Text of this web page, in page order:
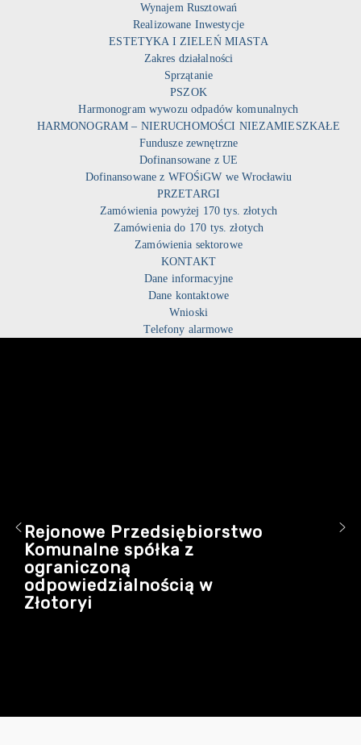
Wynajem Rusztowań
Realizowane Inwestycje
ESTETYKA I ZIELEŃ MIASTA
Zakres działalności
Sprzątanie
PSZOK
Harmonogram wywozu odpadów komunalnych
HARMONOGRAM – NIERUCHOMOŚCI NIEZAMIESZKAŁE
Fundusze zewnętrzne
Dofinansowane z UE
Dofinansowane z WFOŚiGW we Wrocławiu
PRZETARGI
Zamówienia powyżej 170 tys. złotych
Zamówienia do 170 tys. złotych
Zamówienia sektorowe
KONTAKT
Dane informacyjne
Dane kontaktowe
Wnioski
Telefony alarmowe
Rejonowe Przedsiębiorstwo
Komunalne spółka z
ograniczoną
odpowiedzialnością w
Złotoryi